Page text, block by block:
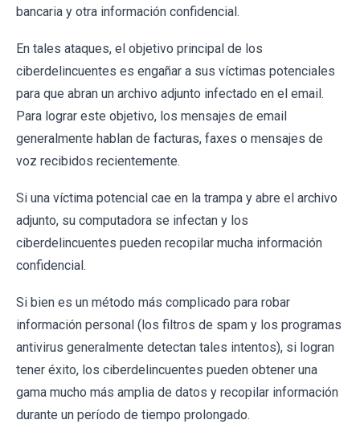
bancaria y otra información confidencial.
En tales ataques, el objetivo principal de los
ciberdelincuentes es engañar a sus víctimas potenciales
para que abran un archivo adjunto infectado en el email.
Para lograr este objetivo, los mensajes de email
generalmente hablan de facturas, faxes o mensajes de
voz recibidos recientemente.
Si una víctima potencial cae en la trampa y abre el archivo
adjunto, su computadora se infectan y los
ciberdelincuentes pueden recopilar mucha información
confidencial.
Si bien es un método más complicado para robar
información personal (los filtros de spam y los programas
antivirus generalmente detectan tales intentos), si logran
tener éxito, los ciberdelincuentes pueden obtener una
gama mucho más amplia de datos y recopilar información
durante un período de tiempo prolongado.